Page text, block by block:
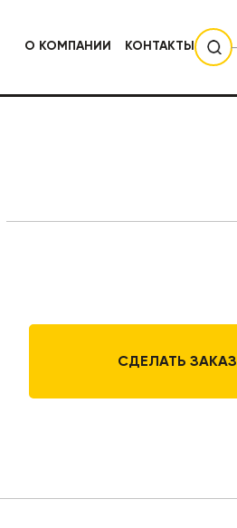
О КОМПАНИИ КОНТАКТЫ
СДЕЛАТЬ ЗАКАЗ